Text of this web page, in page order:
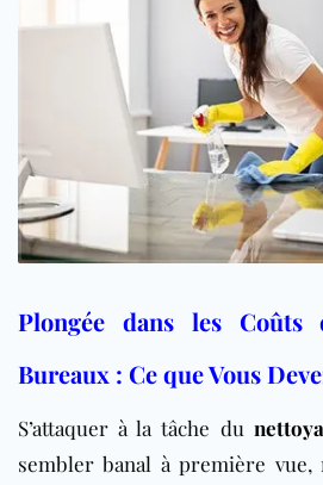
Plongée dans les Coûts
Bureaux : Ce que Vous
S’attaquer à la tâche du
sembler banal à première vue,